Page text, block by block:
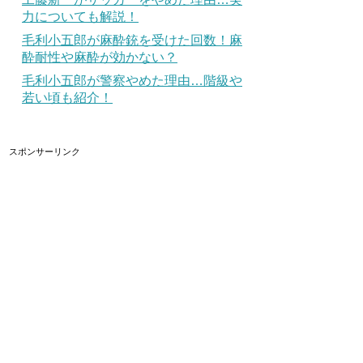
力についても解説！
毛利小五郎が麻酔銃を受けた回数！麻
酔耐性や麻酔が効かない？
毛利小五郎が警察やめた理由…階級や
若い頃も紹介！
スポンサーリンク